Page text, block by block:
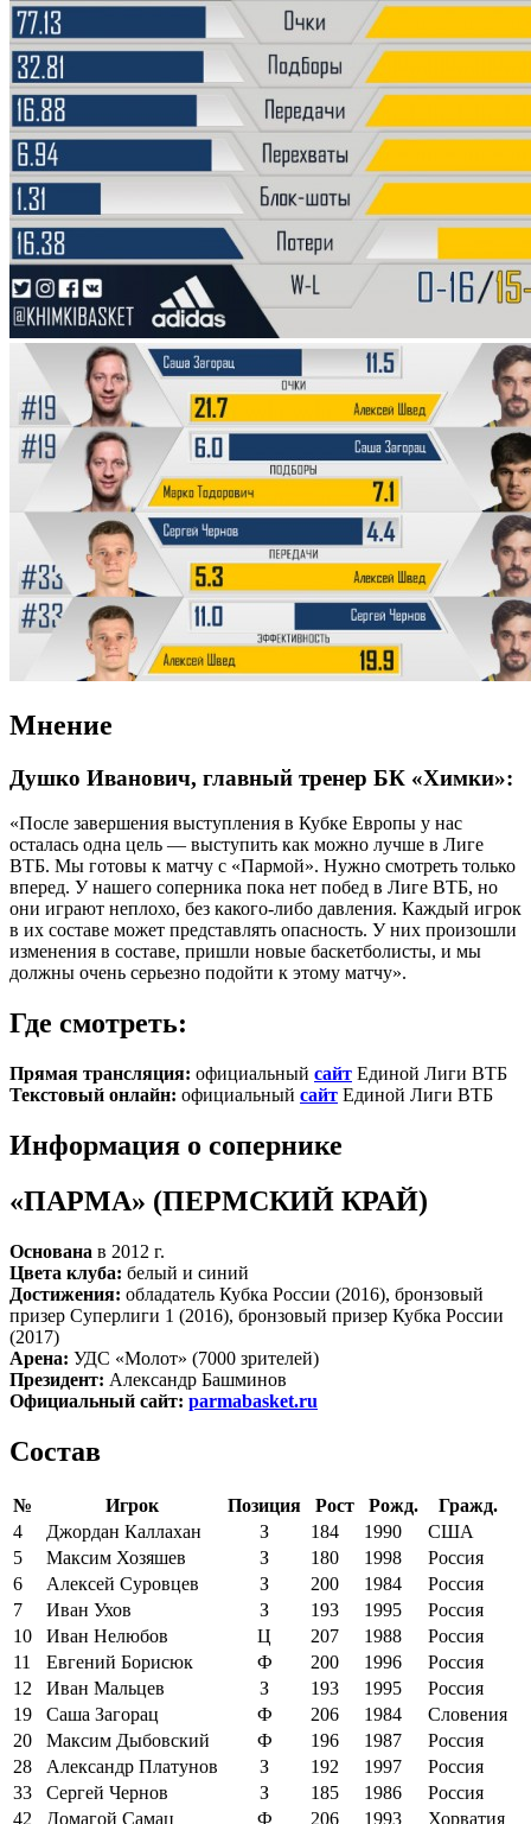
Мнение
Душко Иванович, главный тренер БК «Химки»:
«После завершения выступления в Кубке Европы у нас
осталась одна цель — выступить как можно лучше в Лиге
ВТБ. Мы готовы к матчу с «Пармой». Нужно смотреть только
вперед. У нашего соперника пока нет побед в Лиге ВТБ, но
они играют неплохо, без какого-либо давления. Каждый игрок
в их составе может представлять опасность. У них произошли
изменения в составе, пришли новые баскетболисты, и мы
должны очень серьезно подойти к этому матчу».
Где смотреть:
Прямая трансляция: официальный сайт Единой Лиги ВТБ
Текстовый онлайн: официальный сайт Единой Лиги ВТБ
Информация о сопернике
«ПАРМА» (ПЕРМСКИЙ КРАЙ)
Основана в 2012 г.
Цвета клуба: белый и синий
Достижения: обладатель Кубка России (2016), бронзовый
призер Суперлиги 1 (2016), бронзовый призер Кубка России
(2017)
Арена: УДС «Молот» (7000 зрителей)
Президент: Александр Башминов
Официальный сайт: parmabasket.ru
Состав
№ Игрок Позиция Рост Рожд.
Гражд.
4
Джордан Каллахан З 184 1990
США
5
Максим Хозяшев З 180 1998
Россия
6
Алексей Суровцев З 200 1984
Россия
7
Иван Ухов З 193 1995
Россия
10
Иван Нелюбов Ц 207 1988
Россия
11
Евгений Борисюк Ф 200 1996
Россия
12
Иван Мальцев З 193 1995
Россия
19
Саша Загорац Ф 206 1984
Словения
20
Максим Дыбовский Ф 196 1987
Россия
28
Александр Платунов З 192 1997
Россия
33
Сергей Чернов З 185 1986
Россия
42
Домагой Самац Ф 206 1993 Хорватия